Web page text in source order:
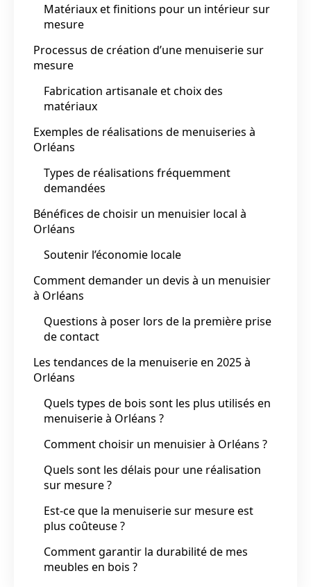
Matériaux et finitions pour un intérieur sur
mesure
Processus de création d’une menuiserie sur
mesure
Fabrication artisanale et choix des
matériaux
Exemples de réalisations de menuiseries à
Orléans
Types de réalisations fréquemment
demandées
Bénéfices de choisir un menuisier local à
Orléans
Soutenir l’économie locale
Comment demander un devis à un menuisier
à Orléans
Questions à poser lors de la première prise
de contact
Les tendances de la menuiserie en 2025 à
Orléans
Quels types de bois sont les plus utilisés en
menuiserie à Orléans ?
Comment choisir un menuisier à Orléans ?
Quels sont les délais pour une réalisation
sur mesure ?
Est-ce que la menuiserie sur mesure est
plus coûteuse ?
Comment garantir la durabilité de mes
meubles en bois ?